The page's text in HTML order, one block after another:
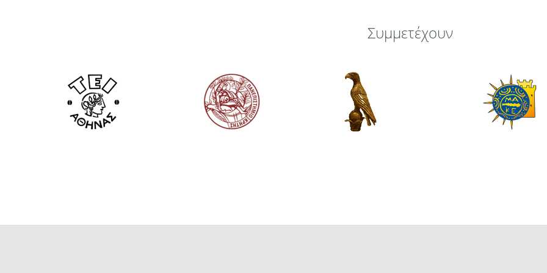
Συμμετέχουν